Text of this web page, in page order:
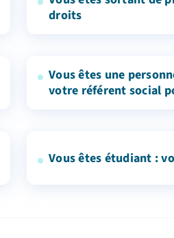
droits
Vous êtes une
votre référent social
Vous êtes étudiant :